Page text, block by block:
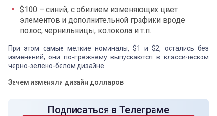
$100 – синий, с обилием изменяющих цвет
элементов и дополнительной графики вроде
полос, чернильницы, колокола и т.п.
При этом самые мелкие номиналы, $1 и $2, остались без
изменений, они по-прежнему выпускаются в классическом
черно-зелено-белом дизайне.
Зачем изменяли дизайн долларов
Подписаться в Телеграме